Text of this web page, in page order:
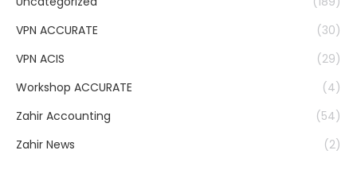
VPN ACCURATE
(30)
VPN ACIS
(29)
Workshop ACCURATE
(4)
Zahir Accounting
(54)
Zahir News
(2)